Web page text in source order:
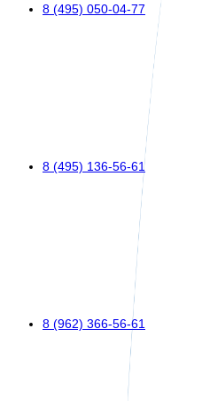
8 (495) 050-04-77
8 (495) 136-56-61
8 (962) 366-56-61